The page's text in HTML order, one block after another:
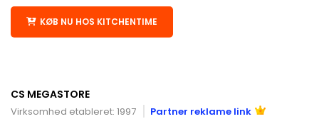
KØB NU HOS KITCHENTIME
CS MEGASTORE
Virksomhed etableret: 1997 Partner reklame link